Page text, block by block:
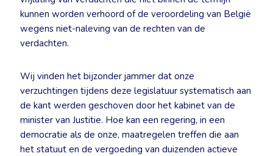
kunnen worden verhoord of de veroordeling van België
wegens niet-naleving van de rechten van de
verdachten.
Wij vinden het bijzonder jammer dat onze
verzuchtingen tijdens deze legislatuur systematisch aan
de kant werden geschoven door het kabinet van de
minister van Justitie. Hoe kan een regering, in een
democratie als de onze, maatregelen treffen die aan
het statuut en de vergoeding van duizenden actieve